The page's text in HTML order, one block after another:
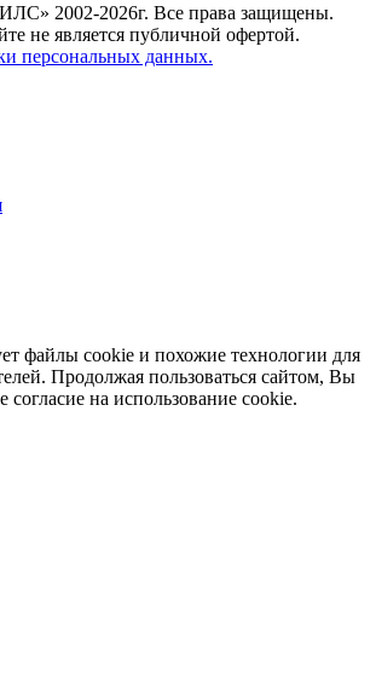
2002-2026г. Все права защищены.
не является публичной офертой.
персональных данных.
файлы cookie и похожие технологии для
Продолжая пользоваться сайтом, Вы
согласие на использование cookie.